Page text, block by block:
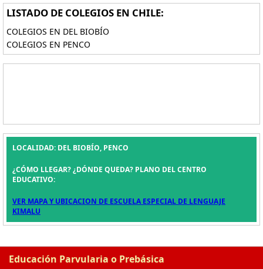
LISTADO DE COLEGIOS EN CHILE:
COLEGIOS EN DEL BIOBÍO
COLEGIOS EN PENCO
LOCALIDAD: DEL BIOBÍO, PENCO
¿CÓMO LLEGAR? ¿DÓNDE QUEDA? PLANO DEL CENTRO
EDUCATIVO:
VER MAPA Y UBICACION DE ESCUELA ESPECIAL DE LENGUAJE
KIMALU
Educación Parvularia o Prebásica